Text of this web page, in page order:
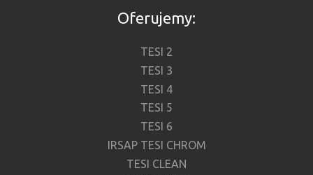
Oferujemy:
TESI 2
TESI 3
TESI 4
TESI 5
TESI 6
IRSAP TESI CHROM
TESI CLEAN